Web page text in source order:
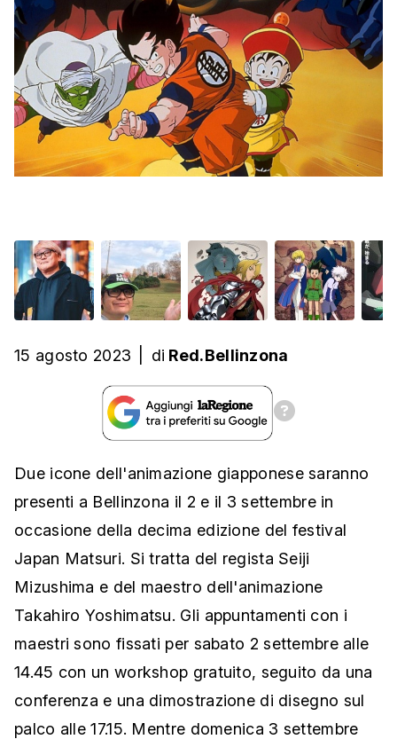
15 agosto 2023 di Red.Bellinzona
Due icone dell'animazione giapponese saranno
presenti a Bellinzona il 2 e il 3 settembre in
occasione della decima edizione del festival
Japan Matsuri. Si tratta del regista Seiji
Mizushima e del maestro dell'animazione
Takahiro Yoshimatsu. Gli appuntamenti con i
maestri sono fissati per sabato 2 settembre alle
14.45 con un workshop gratuito, seguito da una
conferenza e una dimostrazione di disegno sul
palco alle 17.15. Mentre domenica 3 settembre